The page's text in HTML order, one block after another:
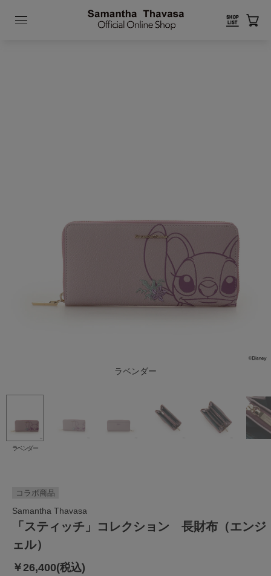
ラベンダー
ラベンダー
Samantha Thavasa
「スティッチ」コレクション 長財布（エンジ
ェル）
コラボ商品
￥26,400(税込)